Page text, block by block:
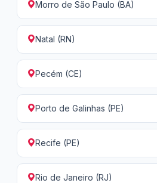
Morro de São Paulo (BA)
Natal (RN)
Pecém (CE)
Porto de Galinhas (PE)
Recife (PE)
Rio de Janeiro (RJ)